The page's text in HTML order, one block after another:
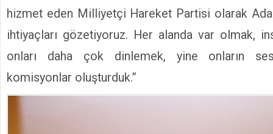
hizmet eden Milliyetçi Hareket Partisi olarak
ihtiyaçları gözetiyoruz. Her alanda var olmak,
onları daha çok dinlemek, yine onların
komisyonlar oluşturduk.”